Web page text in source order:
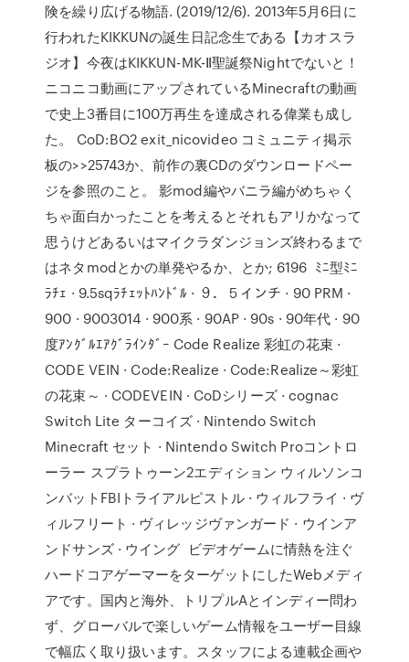
険を繰り広げる物語. (2019/12/6). 2013年5月6日に
行われたKIKKUNの誕生日記念生である【カオスラ
ジオ】今夜はKIKKUN-MK-Ⅱ聖誕祭Nightでないと！
ニコニコ動画にアップされているMinecraftの動画
で史上3番目に100万再生を達成される偉業も成し
た。 CoD:BO2 exit_nicovideo コミュニティ掲示
板の>>25743か、前作の裏CDのダウンロードペー
ジを参照のこと。 影mod編やバニラ編がめちゃく
ちゃ面白かったことを考えるとそれもアリかなって
思うけどあるいはマイクラダンジョンズ終わるまで
はネタmodとかの単発やるか、とか; 6196 ﾐﾆ型ﾐﾆ
ﾗﾁｪ · 9.5sqﾗﾁｪｯﾄﾊﾝﾄﾞﾙ · ９．５インチ · 90 PRM ·
900 · 9003014 · 900系 · 90AP · 90s · 90年代 · 90
度ｱﾝｸﾞﾙｴｱｸﾞﾗｲﾝﾀﾞｰ Code Realize 彩虹の花束 ·
CODE VEIN · Code:Realize · Code:Realize～彩虹
の花束～ · CODEVEIN · CoDシリーズ · cognac
Switch Lite ターコイズ · Nintendo Switch
Minecraft セット · Nintendo Switch Proコントロ
ーラー スプラトゥーン2エディション ウィルソンコ
ンバットFBIトライアルピストル · ウィルフライ · ヴ
ィルフリート · ヴィレッジヴァンガード · ウインア
ンドサンズ · ウイング ビデオゲームに情熱を注ぐ
ハードコアゲーマーをターゲットにしたWebメディ
アです。国内と海外、トリプルAとインディー問わ
ず、グローバルで楽しいゲーム情報をユーザー目線
で幅広く取り扱います。スタッフによる連載企画や